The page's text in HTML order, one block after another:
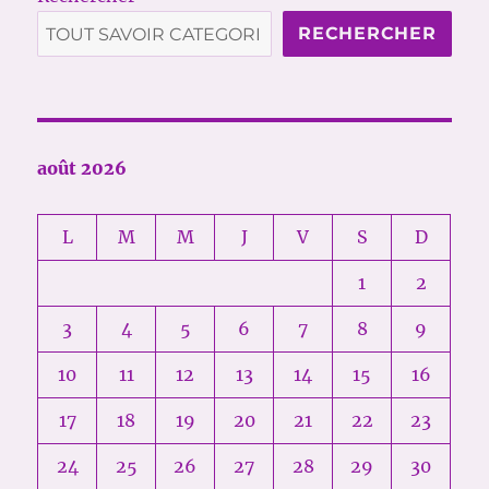
RECHERCHER
août 2026
L M M J V S D
1 2
3 4 5 6 7 8 9
10 11 12 13 14 15 16
17 18 19 20 21 22 23
24 25 26 27 28 29 30